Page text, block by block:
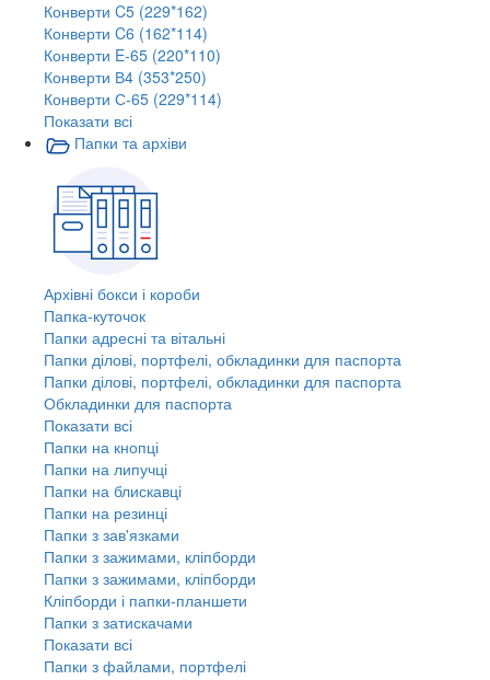
Конверти C5 (229*162)
Конверти C6 (162*114)
Конверти E-65 (220*110)
Конверти В4 (353*250)
Конверти С-65 (229*114)
Показати всі
Папки та архіви
Архівні бокси і короби
Папка-куточок
Папки адресні та вітальні
Папки ділові, портфелі, обкладинки для паспорта
Папки ділові, портфелі, обкладинки для паспорта
Обкладинки для паспорта
Показати всі
Папки на кнопці
Папки на липучці
Папки на блискавці
Папки на резинці
Папки з зав'язками
Папки з зажимами, кліпборди
Папки з зажимами, кліпборди
Кліпборди і папки-планшети
Папки з затискачами
Показати всі
Папки з файлами, портфелі